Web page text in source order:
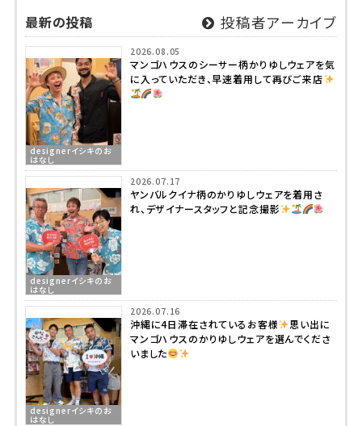
最新の投稿 投稿者アーカイブ
designerイシキのお
はなし
2026.08.05
マンゴハウスのシーサー柄かりゆしウェアを気
に入っていただき、早速着用して再びご来店
designerイシキのお
はなし
2026.07.17
ヤンバルクイナ柄のかりゆしウェアを着用さ
れ、デザイナースタッフと記念撮影
designerイシキのお
はなし
2026.07.16
沖縄に4日滞在されているお客様
思い出に
マンゴハウスのかりゆしウェアを選んでくださ
いました